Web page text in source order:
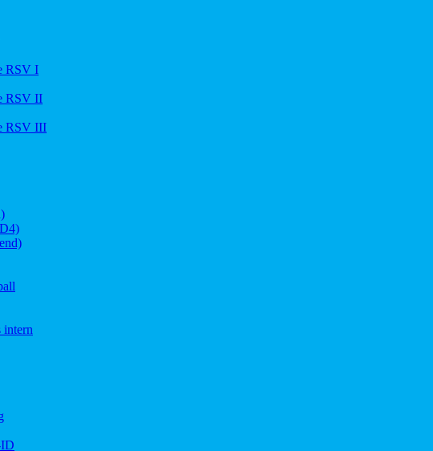
RSV I
RSV II
RSV III
intern